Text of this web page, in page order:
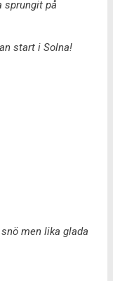
sprungit på
start i Solna!
men lika glada